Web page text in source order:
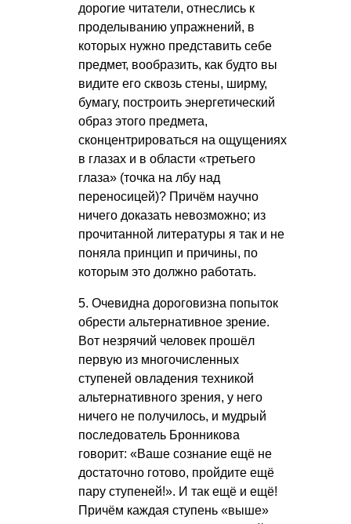
дорогие читатели, отнеслись к
проделыванию упражнений, в
которых нужно представить себе
предмет, вообразить, как будто вы
видите его сквозь стены, ширму,
бумагу, построить энергетический
образ этого предмета,
сконцентрироваться на ощущениях
в глазах и в области «третьего
глаза» (точка на лбу над
переносицей)? Причём научно
ничего доказать невозможно; из
прочитанной литературы я так и не
поняла принцип и причины, по
которым это должно работать.
5. Очевидна дороговизна попыток
обрести альтернативное зрение.
Вот незрячий человек прошёл
первую из многочисленных
ступеней овладения техникой
альтернативного зрения, у него
ничего не получилось, и мудрый
последователь Бронникова
говорит: «Ваше сознание ещё не
достаточно готово, пройдите ещё
пару ступеней!». И так ещё и ещё!
Причём каждая ступень «выше»